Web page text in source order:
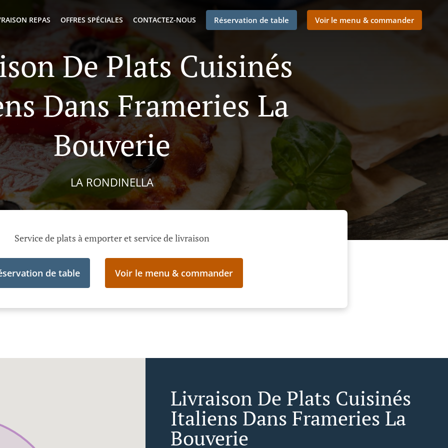
REPAS OFFRES SPÉCIALES CONTACTEZ-NOUS Réservation de table Voir le menu & commander
De Plats Cuisinés
Dans Frameries La
Bouverie
LA RONDINELLA
Service de plats à emporter et service de livraison
de table Voir le menu & commander
Livraison De Plats Cuisinés
Italiens Dans Frameries La
Bouverie